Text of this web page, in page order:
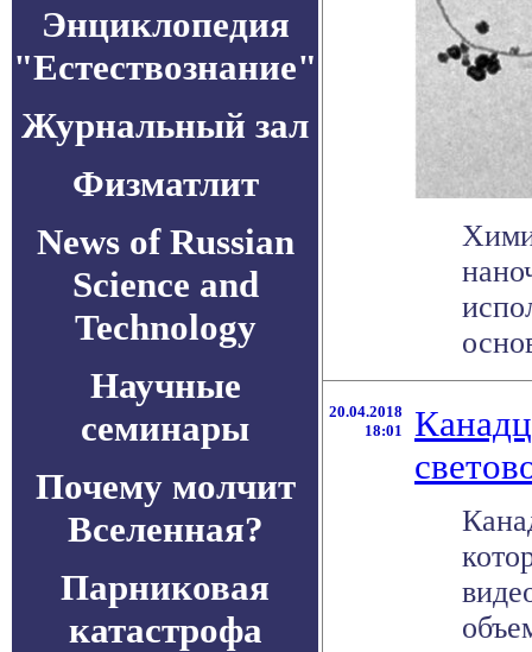
Энциклопедия
"Естествознание"
Журнальный зал
Физматлит
News of Russian
Science and
Technology
Научные
семинары
Почему молчит
Вселенная?
Парниковая
катастрофа
20.04.2018
18:01